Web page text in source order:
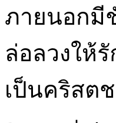
ภายนอกมี
ล่อลวงให้
เป็นคริสต